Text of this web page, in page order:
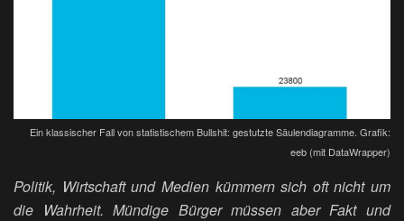
Ein klassischer Fall von statistischem Bullshit: gestutzte Säulendiagramme. Grafik:
eeb (mit DataWrapper)
Politik, Wirtschaft und Medien kümmern sich oft nicht um
die Wahrheit. Mündige Bürger müssen aber Fakt und